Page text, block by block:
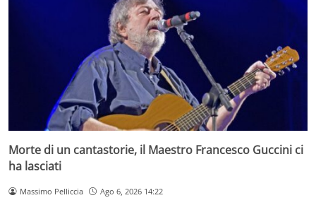
Morte di un cantastorie, il Maestro Francesco Guccini ci
ha lasciati
Massimo Pelliccia Ago 6, 2026 14:22